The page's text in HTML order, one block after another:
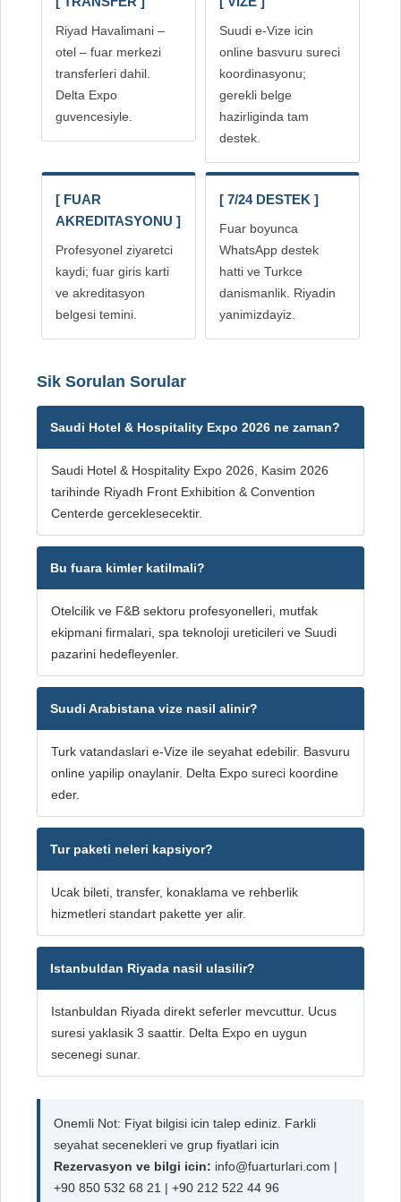
Riyad Havalimani –
otel – fuar merkezi
transferleri dahil.
Delta Expo
guvencesiyle.
Suudi e-Vize icin
online basvuru sureci
koordinasyonu;
gerekli belge
hazirliginda tam
destek.
[ FUAR
AKREDITASYONU ]
Profesyonel ziyaretci
kaydi; fuar giris karti
ve akreditasyon
belgesi temini.
[ 7/24 DESTEK ]
Fuar boyunca
WhatsApp destek
hatti ve Turkce
danismanlik. Riyadin
yanimizdayiz.
Sik Sorulan Sorular
Saudi Hotel & Hospitality Expo 2026 ne zaman?
Saudi Hotel & Hospitality Expo 2026, Kasim 2026
tarihinde Riyadh Front Exhibition & Convention
Centerde gerceklesecektir.
Bu fuara kimler katilmali?
Otelcilik ve F&B sektoru profesyonelleri, mutfak
ekipmani firmalari, spa teknoloji ureticileri ve Suudi
pazarini hedefleyenler.
Suudi Arabistana vize nasil alinir?
Turk vatandaslari e-Vize ile seyahat edebilir. Basvuru
online yapilip onaylanir. Delta Expo sureci koordine
eder.
Tur paketi neleri kapsiyor?
Ucak bileti, transfer, konaklama ve rehberlik
hizmetleri standart pakette yer alir.
Istanbuldan Riyada nasil ulasilir?
Istanbuldan Riyada direkt seferler mevcuttur. Ucus
suresi yaklasik 3 saattir. Delta Expo en uygun
secenegi sunar.
Onemli Not: Fiyat bilgisi icin talep ediniz. Farkli
seyahat secenekleri ve grup fiyatlari icin
Rezervasyon ve bilgi icin: info@fuarturlari.com |
+90 850 532 68 21 | +90 212 522 44 96